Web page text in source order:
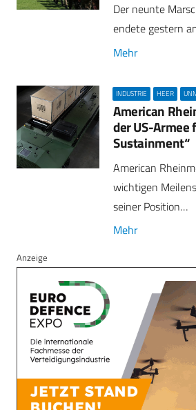
Der neunte
endete gestern
Mehr
INDUSTRIE HEER
American
der US-Armee
Sustainment“
American
wichtigen
seiner Position…
Mehr
Anzeige